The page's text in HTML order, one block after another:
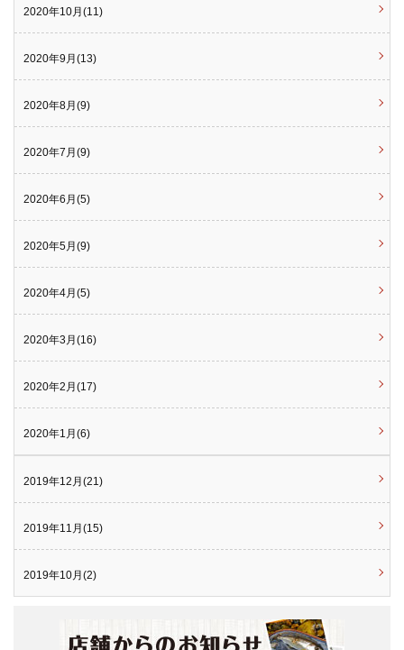
2020年10月(11)
2020年9月(13)
2020年8月(9)
2020年7月(9)
2020年6月(5)
2020年5月(9)
2020年4月(5)
2020年3月(16)
2020年2月(17)
2020年1月(6)
2019年12月(21)
2019年11月(15)
2019年10月(2)